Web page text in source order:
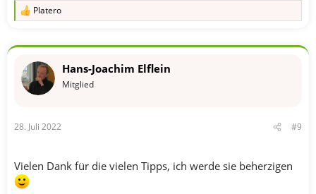
R
k
o
:
Platero
Hans-Joachim Elflein
Mitglied
28. Juli 2022 #9
Vielen Dank für die vielen Tipps, ich werde sie beherzigen